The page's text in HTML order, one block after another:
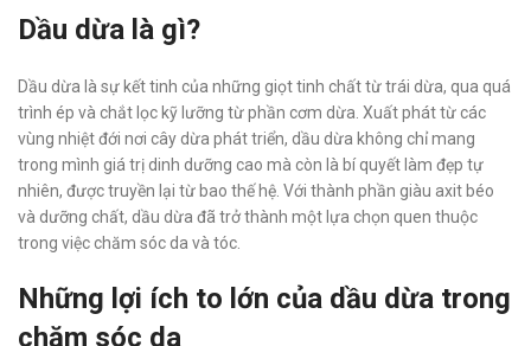
Dầu dừa là gì?
Dầu dừa là sự kết tinh của những giọt tinh chất từ trái dừa, qua quá
trình ép và chắt lọc kỹ lưỡng từ phần cơm dừa. Xuất phát từ các
vùng nhiệt đới nơi cây dừa phát triển, dầu dừa không chỉ mang
trong mình giá trị dinh dưỡng cao mà còn là bí quyết làm đẹp tự
nhiên, được truyền lại từ bao thế hệ. Với thành phần giàu axit béo
và dưỡng chất, dầu dừa đã trở thành một lựa chọn quen thuộc
trong việc chăm sóc da và tóc.
Những lợi ích to lớn của dầu dừa trong
chăm sóc da